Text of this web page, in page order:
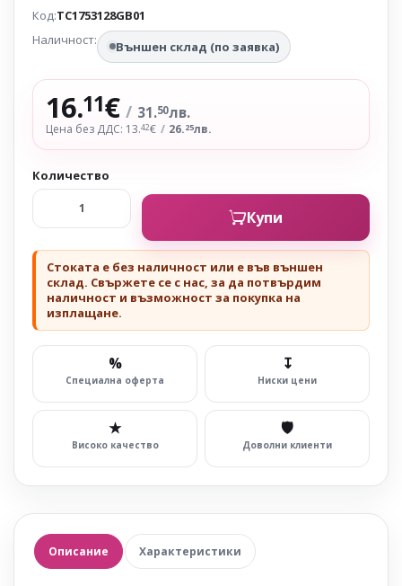
Код:TC1753128GB01
Наличност:
Външен склад (по заявка)
16.11€ / 31.50лв.
Цена без ДДС: 13.42€ / 26.25лв.
Количество
Купи
Стоката е без наличност или е във външен
склад. Свържете се с нас, за да потвърдим
наличност и възможност за покупка на
изплащане.
%
Специална оферта
↧
Ниски цени
★
Високо качество
🛡
Доволни клиенти
Описание Характеристики